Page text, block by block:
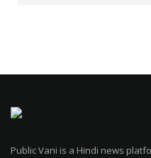
Public Vani is a Hindi news